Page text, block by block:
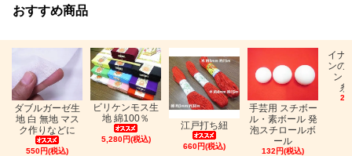
おすすめ商品
ダブルガーゼ生
地 白 無地 マス
ク作りなどに
550円(税込)
ビリケンモス生
地 綿100％
5,280円(税込)
江戸打ち紐
660円(税込)
手芸用 スチボー
ル・素ボール 発
泡スチロールボ
ール
132円(税込)
イナ
ンの
ン
糸